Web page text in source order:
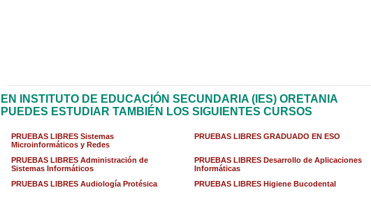
EN INSTITUTO DE EDUCACIÓN SECUNDARIA (IES) ORETANIA
PUEDES ESTUDIAR TAMBIÉN LOS SIGUIENTES CURSOS
PRUEBAS LIBRES Sistemas
Microinformáticos y Redes
PRUEBAS LIBRES GRADUADO EN ESO
PRUEBAS LIBRES Administración de
Sistemas Informáticos
PRUEBAS LIBRES Desarrollo de Aplicaciones
Informáticas
PRUEBAS LIBRES Audiología Protésica
PRUEBAS LIBRES Higiene Bucodental